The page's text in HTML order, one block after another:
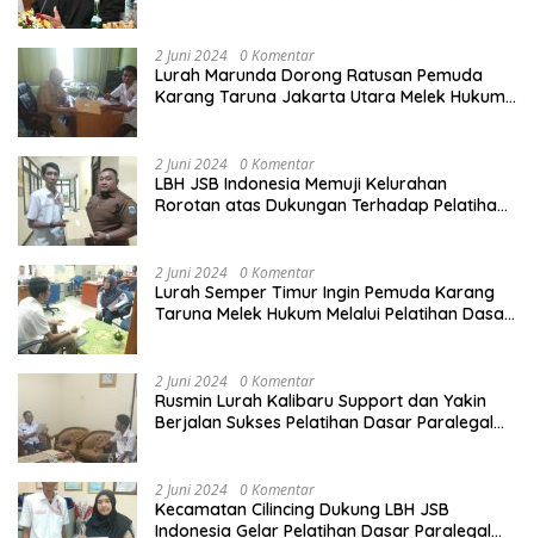
2 Juni 2024 0 Komentar
Lurah Marunda Dorong Ratusan Pemuda
Karang Taruna Jakarta Utara Melek Hukum
2 Juni 2024 0 Komentar
LBH JSB Indonesia Memuji Kelurahan
Rorotan atas Dukungan Terhadap Pelatihan
2 Juni 2024 0 Komentar
Lurah Semper Timur Ingin Pemuda Karang
Taruna Melek Hukum Melalui Pelatihan Dasar
2 Juni 2024 0 Komentar
Rusmin Lurah Kalibaru Support dan Yakin
Berjalan Sukses Pelatihan Dasar Paralegal
2 Juni 2024 0 Komentar
Kecamatan Cilincing Dukung LBH JSB
Indonesia Gelar Pelatihan Dasar Paralegal